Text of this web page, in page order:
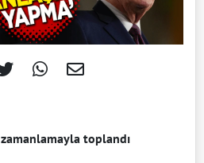
toplandı